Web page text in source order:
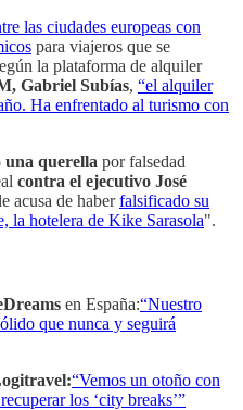
las ciudades europeas con
para viajeros que se
la plataforma de alquiler
Gabriel Subías, “el alquiler
Ha enfrentado al turismo con
una querella por falsedad
contra el ejecutivo José
acusa de haberfalsificado su
la hotelera de Kike Sarasola".
en España:“Nuestro
que nunca y seguirá
“Vemos un otoño con
los ‘city breaks’”